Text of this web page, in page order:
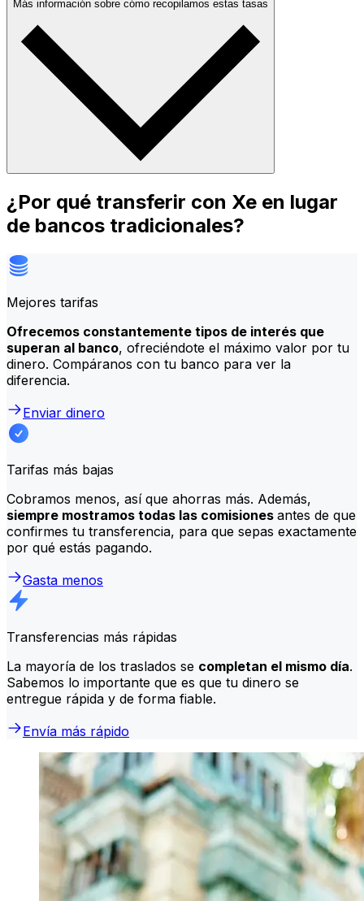
Más información sobre cómo recopilamos estas tasas
¿Por qué transferir con Xe en lugar
de bancos tradicionales?
Mejores tarifas
Ofrecemos constantemente tipos de interés que
superan al banco, ofreciéndote el máximo valor por tu
dinero. Compáranos con tu banco para ver la
diferencia.
Enviar dinero
Tarifas más bajas
Cobramos menos, así que ahorras más. Además,
siempre mostramos todas las comisiones antes de que
confirmes tu transferencia, para que sepas exactamente
por qué estás pagando.
Gasta menos
Transferencias más rápidas
La mayoría de los traslados se completan el mismo día.
Sabemos lo importante que es que tu dinero se
entregue rápida y de forma fiable.
Envía más rápido